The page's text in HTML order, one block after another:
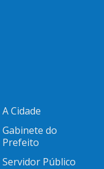
A Cidade
Gabinete do
Prefeito
Servidor Público